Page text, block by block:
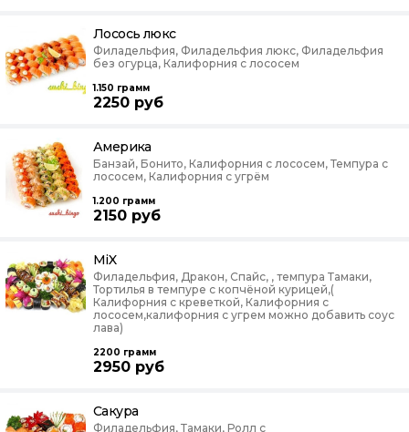
Лосось люкс
Филадельфия, Филадельфия люкс, Филадельфия
без огурца, Калифорния с лососем
1.150 грамм
2250 руб
Америка
Банзай, Бонито, Калифорния с лососем, Темпура с
лососем, Калифорния с угрём
1.200 грамм
2150 руб
MiX
Филадельфия, Дракон, Спайс, , темпура Тамаки,
Тортилья в темпуре с копчёной курицей,(
Калифорния с креветкой, Калифорния с
лососем,калифорния с угрем можно добавить соус
лава)
2200 грамм
2950 руб
Сакура
Филадельфия, Тамаки, Ролл с